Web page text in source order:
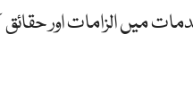
میں الزامات اور حقائق